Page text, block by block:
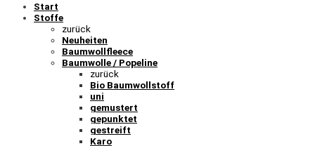
Start
Stoffe
zurück
Neuheiten
Baumwollfleece
Baumwolle / Popeline
zurück
Bio Baumwollstoff
uni
gemustert
gepunktet
gestreift
Karo